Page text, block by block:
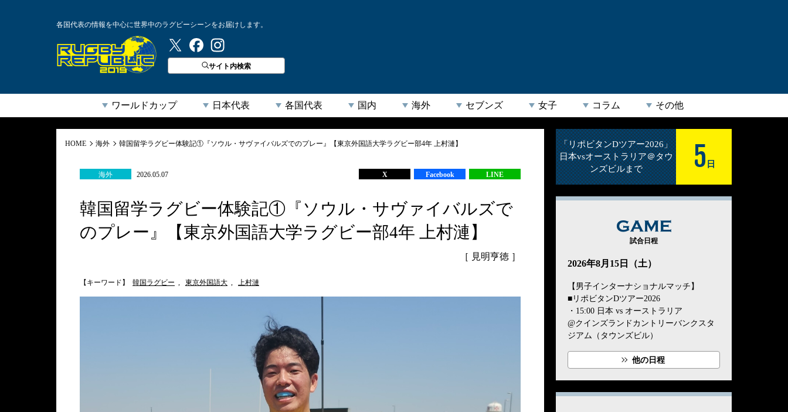
各国代表の情報を中心に世界中のラグビーシーンをお届けします。
ラグビーリパブリック
サイト内検索
ワールドカップ 日本代表 各国代表 国内 海外 セブンズ 女子 コラム その他
HOME 海外 韓国留学ラグビー体験記①『ソウル・サヴァイバルズでのプレー』【東京外国語大学ラグビー部4年 上村漣】
海外 2026.05.07 X Facebook LINE
韓国留学ラグビー体験記①『ソウル・サヴァイバルズで
のプレー』【東京外国語大学ラグビー部4年 上村漣】
［ 見明亨徳 ］
【キーワード】 韓国ラグビー , 東京外国語大 , 上村漣
「リポビタンDツアー2026」
日本vsオーストラリア＠タウ
ンズビルまで
5 日
GAME
試合日程
2026年8月15日（土）
【男子インターナショナルマッチ】
■リポビタンDツアー2026
・15:00 日本 vs オーストラリア
@クインズランドカントリーバンクスタ
ジアム（タウンズビル）
他の日程